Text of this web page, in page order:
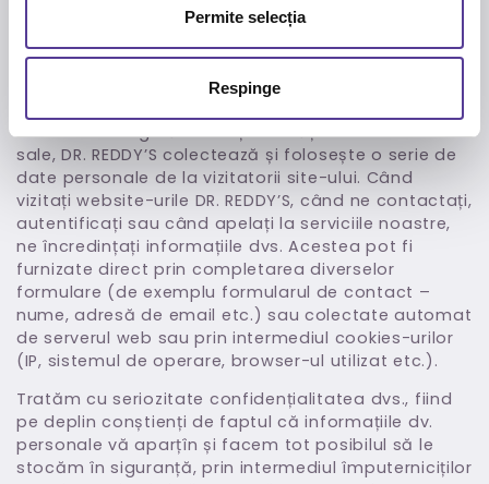
Permite selecția
Respinge
contact și pentru a-și informa Utilizatorii sau alte
categorii de persoane interesate, pentru a-și
cunoscut în mediul online.
În vederea asigurării funcționalității website-urilor
sale, DR. REDDY’S colectează și folosește o serie de
date personale de la vizitatorii site-ului. Când
vizitați website-urile DR. REDDY’S, când ne contactați,
autentificați sau când apelați la serviciile noastre,
ne încredințați informațiile dvs. Acestea pot fi
furnizate direct prin completarea diverselor
formulare (de exemplu formularul de contact –
nume, adresă de email etc.) sau colectate automat
de serverul web sau prin intermediul cookies-urilor
(IP, sistemul de operare, browser-ul utilizat etc.).
Tratăm cu seriozitate confidențialitatea dvs., fiind
pe deplin conștienți de faptul că informațiile dv.
personale vă aparțîn și facem tot posibilul să le
stocăm în siguranță, prin intermediul împuterniciților